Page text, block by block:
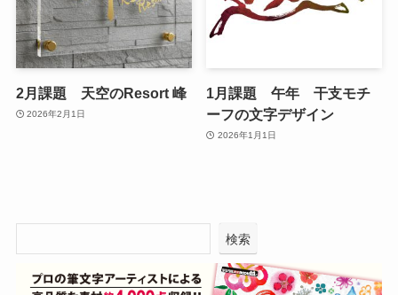
2月課題 天空のResort 峰
2026年2月1日
1月課題 午年 干支モチ
ーフの文字デザイン
2026年1月1日
検索